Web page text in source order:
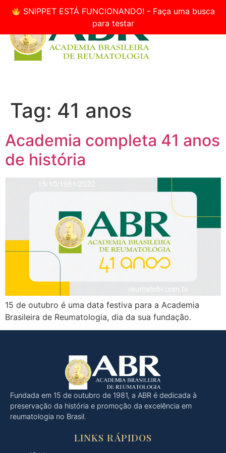
SNIPPET ESTÁ FUNCIONANDO! - Faça uma busca
para testar
Tag: 41 anos
Academia completa 41 anos
de história
15 de outubro é uma data festiva para a Academia
Brasileira de Reumatologia, dia da sua fundação.
Fundada em 15 de outubro de 1981, a ABR é dedicada à
preservação da história e promoção da excelência em
reumatologia no Brasil.
LINKS RÁPIDOS